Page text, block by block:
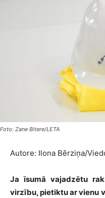
Foto: Zane Bitere/LETA
Autore: Ilona Bērziņa/
Ja īsumā vajadzētu
virzību, pietiktu ar vienu